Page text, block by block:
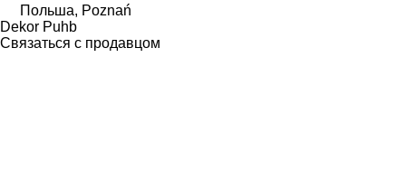
Польша, Poznań
Dekor Puhb
Связаться с продавцом